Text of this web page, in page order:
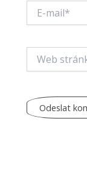
mail*
stránky